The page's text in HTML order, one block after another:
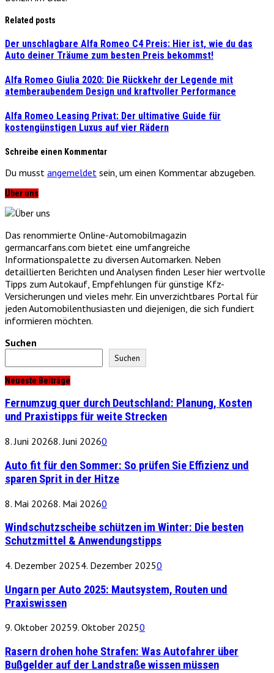
Related posts
Der unschlagbare Alfa Romeo C4 Preis: Hier ist, wie du das
Auto deiner Träume zum besten Preis bekommst!
Alfa Romeo Giulia 2020: Die Rückkehr der Legende mit
atemberaubendem Design und kraftvoller Performance
Alfa Romeo Leasing Privat: Der ultimative Guide für
kostengünstigen Luxus auf vier Rädern
Schreibe einen Kommentar
Du musst angemeldet sein, um einen Kommentar abzugeben.
Über uns
Das renommierte Online-Automobilmagazin
germancarfans.com bietet eine umfangreiche
Informationspalette zu diversen Automarken. Neben
detaillierten Berichten und Analysen finden Leser hier wertvolle
Tipps zum Autokauf, Empfehlungen für günstige Kfz-
Versicherungen und vieles mehr. Ein unverzichtbares Portal für
jeden Automobilenthusiasten und diejenigen, die sich fundiert
informieren möchten.
Suchen
Suchen
Neueste Beiträge
Fernumzug quer durch Deutschland: Planung, Kosten
und Praxistipps für weite Strecken
8. Juni 20268. Juni 20260
Auto fit für den Sommer: So prüfen Sie Effizienz und
sparen Sprit in der Hitze
8. Mai 20268. Mai 20260
Windschutzscheibe schützen im Winter: Die besten
Schutzmittel & Anwendungstipps
4. Dezember 20254. Dezember 20250
Ungarn per Auto 2025: Mautsystem, Routen und
Praxiswissen
9. Oktober 20259. Oktober 20250
Rasern drohen hohe Strafen: Was Autofahrer über
Bußgelder auf der Landstraße wissen müssen